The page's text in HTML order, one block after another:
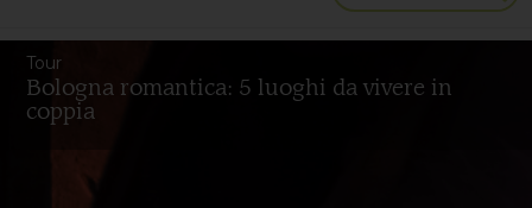
Tour
Bologna romantica: 5 luoghi da vivere in
coppia